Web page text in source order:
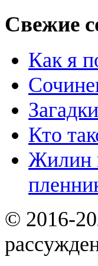
Свежие
Как я
Кто
Жилин
© 2016-